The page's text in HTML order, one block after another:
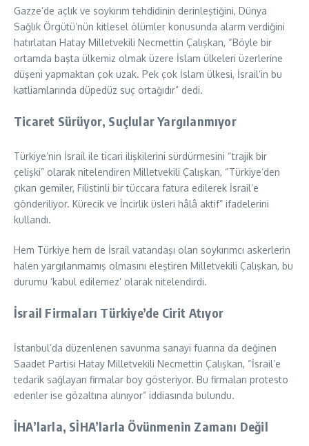
Gazze’de açlık ve soykırım tehdidinin derinleştiğini, Dünya
Sağlık Örgütü’nün kitlesel ölümler konusunda alarm verdiğini
hatırlatan Hatay Milletvekili Necmettin Çalışkan, “Böyle bir
ortamda başta ülkemiz olmak üzere İslam ülkeleri üzerlerine
düşeni yapmaktan çok uzak. Pek çok İslam ülkesi, İsrail’in bu
katliamlarında düpedüz suç ortağıdır” dedi.
Ticaret Sürüyor, Suçlular Yargılanmıyor
Türkiye’nin İsrail ile ticari ilişkilerini sürdürmesini “trajik bir
çelişki” olarak nitelendiren Milletvekili Çalışkan, “Türkiye’den
çıkan gemiler, Filistinli bir tüccara fatura edilerek İsrail’e
gönderiliyor. Kürecik ve İncirlik üsleri hâlâ aktif” ifadelerini
kullandı.
Hem Türkiye hem de İsrail vatandaşı olan soykırımcı askerlerin
halen yargılanmamış olmasını eleştiren Milletvekili Çalışkan, bu
durumu ‘kabul edilemez’ olarak nitelendirdi.
İsrail Firmaları Türkiye’de Cirit Atıyor
İstanbul’da düzenlenen savunma sanayi fuarına da değinen
Saadet Partisi Hatay Milletvekili Necmettin Çalışkan, “İsrail’e
tedarik sağlayan firmalar boy gösteriyor. Bu firmaları protesto
edenler ise gözaltına alınıyor” iddiasında bulundu.
İHA’larla, SİHA’larla Övünmenin Zamanı Değil